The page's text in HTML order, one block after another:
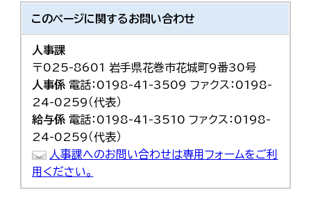
このページに関するお問い合わせ
人事課
〒025-8601 岩手県花巻市花城町9番30号
人事係 電話：0198-41-3509 ファクス：0198-
24-0259（代表）
給与係 電話：0198-41-3510 ファクス：0198-
24-0259（代表）
人事課へのお問い合わせは専用フォームをご利
用ください。